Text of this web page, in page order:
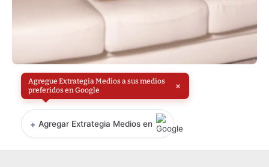
Agregue Extrategia Medios a sus medios
preferidos en Google
×
+ Agregar Extrategia Medios en